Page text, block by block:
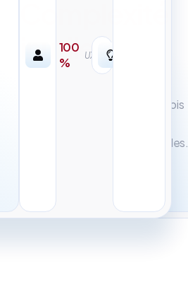
100
%
UX/UI
inutile
traditionnelles qui mettent 6 mois
abonnements incompréhensibles.